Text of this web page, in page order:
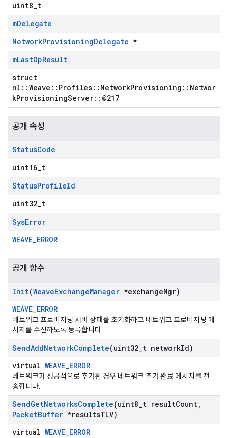
uint8_t
mDelegate
NetworkProvisioningDelegate *
mLastOpResult
struct
nl::Weave::Profiles::NetworkProvisioning::Networ
kProvisioningServer::@217
공개 속성
StatusCode
uint16_t
StatusProfileId
uint32_t
SysError
WEAVE_ERROR
공개 함수
Init(WeaveExchangeManager *exchangeMgr)
WEAVE_ERROR
네트워크 프로비저닝 서버 상태를 초기화하고 네트워크 프로비저닝 메
시지를 수신하도록 등록합니다.
SendAddNetworkComplete(uint32 t networkId)
virtual WEAVE_ERROR
네트워크가 성공적으로 추가된 경우 네트워크 추가 완료 메시지를 전
송합니다.
SendGetNetworksComplete(uint8 t resultCount,
PacketBuffer *resultsTLV)
virtual WEAVE_ERROR